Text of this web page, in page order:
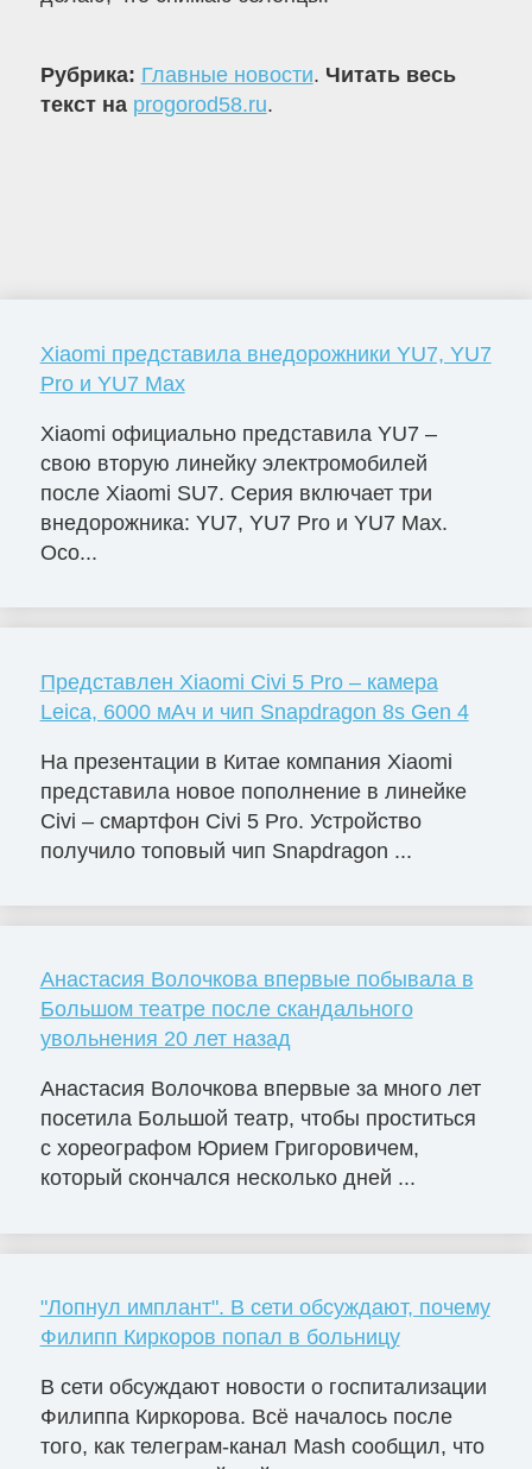
Рубрика: Главные новости. Читать весь
текст на progorod58.ru.
Xiaomi представила внедорожники YU7, YU7
Pro и YU7 Max
Xiaomi официально представила YU7 –
свою вторую линейку электромобилей
после Xiaomi SU7. Серия включает три
внедорожника: YU7, YU7 Pro и YU7 Max.
Осо...
Представлен Xiaomi Civi 5 Pro – камера
Leica, 6000 мАч и чип Snapdragon 8s Gen 4
На презентации в Китае компания Xiaomi
представила новое пополнение в линейке
Civi – смартфон Civi 5 Pro. Устройство
получило топовый чип Snapdragon ...
Анастасия Волочкова впервые побывала в
Большом театре после скандального
увольнения 20 лет назад
Анастасия Волочкова впервые за много лет
посетила Большой театр, чтобы проститься
с хореографом Юрием Григоровичем,
который скончался несколько дней ...
"Лопнул имплант". В сети обсуждают, почему
Филипп Киркоров попал в больницу
В сети обсуждают новости о госпитализации
Филиппа Киркорова. Всё началось после
того, как телеграм-канал Mash сообщил, что